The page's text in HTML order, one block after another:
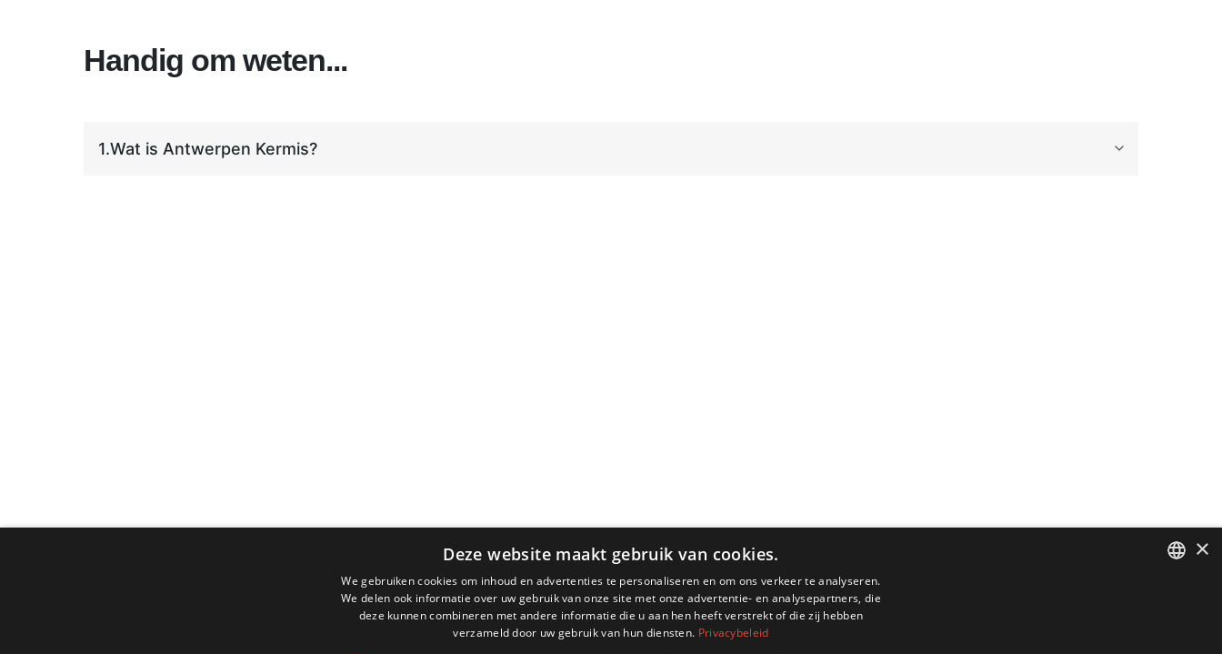
Handig om weten...
1.Wat is Antwerpen Kermis?
×
Deze website maakt gebruik van cookies.
We gebruiken cookies om inhoud en advertenties te personaliseren en om ons verkeer te analyseren.
We delen ook informatie over uw gebruik van onze site met onze advertentie- en analysepartners, die
deze kunnen combineren met andere informatie die u aan hen heeft verstrekt of die zij hebben
verzameld door uw gebruik van hun diensten. Privacybeleid